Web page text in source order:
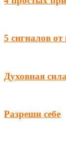
5 сигналов
Духовная
Разреши себе